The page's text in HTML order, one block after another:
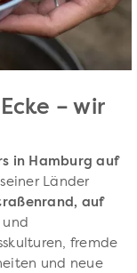
– wir
in Hamburg auf
Länder
auf
fremde
und neue